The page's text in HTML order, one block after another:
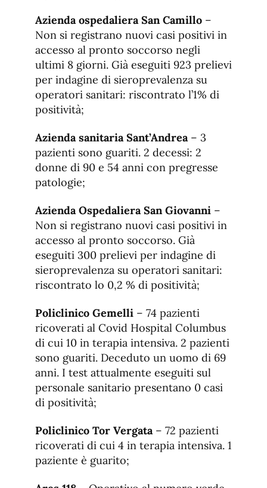
Azienda ospedaliera San Camillo –
Non si registrano nuovi casi positivi in
accesso al pronto soccorso negli
ultimi 8 giorni. Già eseguiti 923 prelievi
per indagine di sieroprevalenza su
operatori sanitari: riscontrato l’1% di
positività;
Azienda sanitaria Sant’Andrea– 3
pazienti sono guariti. 2 decessi: 2
donne di 90 e 54 anni con pregresse
patologie;
Azienda Ospedaliera San Giovanni –
Non si registrano nuovi casi positivi in
accesso al pronto soccorso. Già
eseguiti 300 prelievi per indagine di
sieroprevalenza su operatori sanitari:
riscontrato lo 0,2 % di positività;
Policlinico Gemelli – 74 pazienti
ricoverati al Covid Hospital Columbus
di cui 10 in terapia intensiva. 2 pazienti
sono guariti. Deceduto un uomo di 69
anni. I test attualmente eseguiti sul
personale sanitario presentano 0 casi
di positività;
Policlinico Tor Vergata– 72 pazienti
ricoverati di cui 4 in terapia intensiva. 1
paziente è guarito;